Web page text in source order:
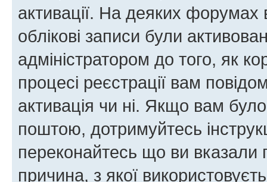
активації. На деяких форумах
облікові записи були
адміністратором до того, як
процесі реєстрації вам
активація чи ні. Якщо вам
поштою, дотримуйтесь
переконайтесь що ви
причина, з якої